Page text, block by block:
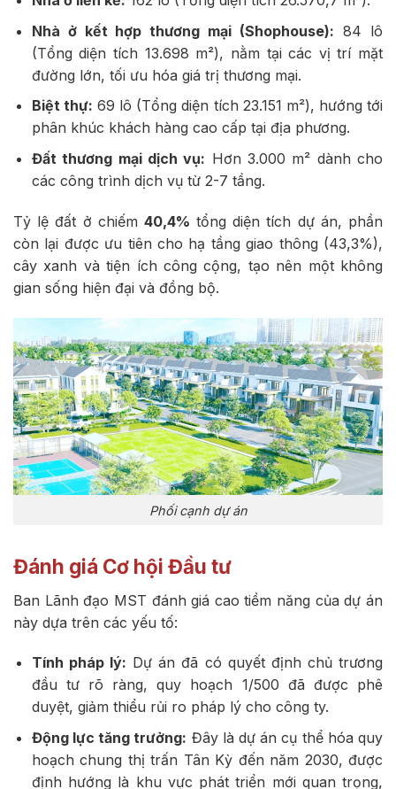
Nhà ở kết hợp thương mại (Shophouse): 84 lô
(Tổng diện tích 13.698 m²), nằm tại các vị trí mặt
đường lớn, tối ưu hóa giá trị thương mại.
Biệt thự: 69 lô (Tổng diện tích 23.151 m²), hướng tới
phân khúc khách hàng cao cấp tại địa phương.
Đất thương mại dịch vụ: Hơn 3.000 m² dành cho
các công trình dịch vụ từ 2-7 tầng.
Tỷ lệ đất ở chiếm 40,4% tổng diện tích dự án, phần
còn lại được ưu tiên cho hạ tầng giao thông (43,3%),
cây xanh và tiện ích công cộng, tạo nên một không
gian sống hiện đại và đồng bộ.
Phối cạnh dự án
Đánh giá Cơ hội Đầu tư
Ban Lãnh đạo MST đánh giá cao tiềm năng của dự án
này dựa trên các yếu tố:
Tính pháp lý: Dự án đã có quyết định chủ trương
đầu tư rõ ràng, quy hoạch 1/500 đã được phê
duyệt, giảm thiểu rủi ro pháp lý cho công ty.
Động lực tăng trưởng: Đây là dự án cụ thể hóa quy
hoạch chung thị trấn Tân Kỳ đến năm 2030, được
định hướng là khu vực phát triển mới quan trọng,